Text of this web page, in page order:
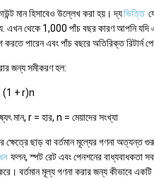
মান হিসাবেও উল্লেখ করা হয়। দ্যভিত্তি
এখন থেকে 1,000 পাঁচ বছর কারণ আপনি যদি
পারেন এবং পাঁচ বছরে অতিরিক্ত রিটার্ন
জন্য সমীকরণ হল:
/ (1 + r)n
মান, r = হার, n = মেয়াদের সংখ্যা
ক্ষেত্রে ছাড় বা বর্তমান মূল্যের গণনা অত্যন্ত
ফলন, স্পট রেট এবং পেনশনের বাধ্যবাধকতা
বর্তমান মূল্য গণনা করার জন্য কীভাবে